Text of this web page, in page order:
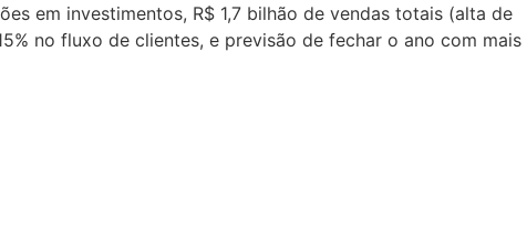
em investimentos, R$ 1,7 bilhão de vendas totais (alta de
no fluxo de clientes, e previsão de fechar o ano com mais